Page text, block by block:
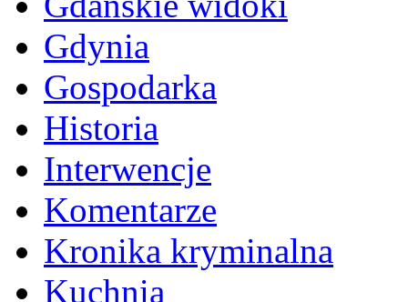
Gdynia
Gospodarka
Historia
Interwencje
Komentarze
Kronika kryminalna
Kuchnia